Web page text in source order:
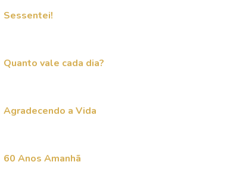
Sessentei!
Quanto vale cada dia?
Agradecendo a Vida
60 Anos Amanhã